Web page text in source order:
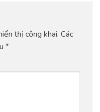
thị công khai. Các
*